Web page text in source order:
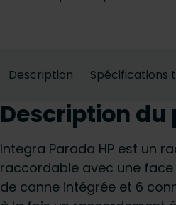
Description Spécifications
Description du
Integra Parada HP est un
raccordable avec une
de canne intégrée et 6